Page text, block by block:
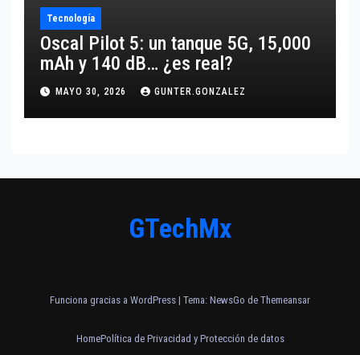
Tecnología
Oscal Pilot 5: un tanque 5G, 15,000
mAh y 140 dB… ¿es real?
MAYO 30, 2026 GUNTER.GONZALEZ
GTechMx
Funciona gracias a WordPress | Tema: NewsGo de Themeansar
HomePolítica de Privacidad y Protección de datos